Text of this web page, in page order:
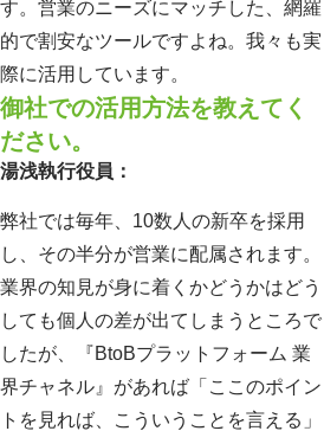
す。営業のニーズにマッチした、網羅
的で割安なツールですよね。我々も実
際に活用しています。
御社での活用方法を教えてく
ださい。
湯浅執行役員：
弊社では毎年、10数人の新卒を採用
し、その半分が営業に配属されます。
業界の知見が身に着くかどうかはどう
しても個人の差が出てしまうところで
したが、『BtoBプラットフォーム 業
界チャネル』があれば「ここのポイン
トを見れば、こういうことを言える」